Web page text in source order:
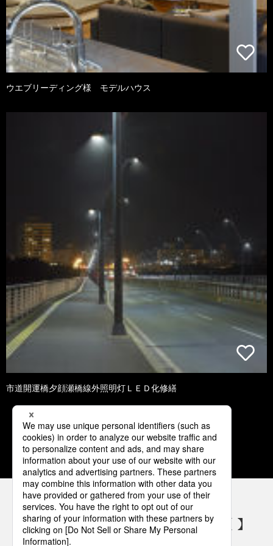
ウエブリーディング様 モデルハウス
市道開運橋夕顔瀬橋線外照明灯ＬＥＤ化修繕
1 2 3 4 5
パナソニックの電気設備 SNSアカウント